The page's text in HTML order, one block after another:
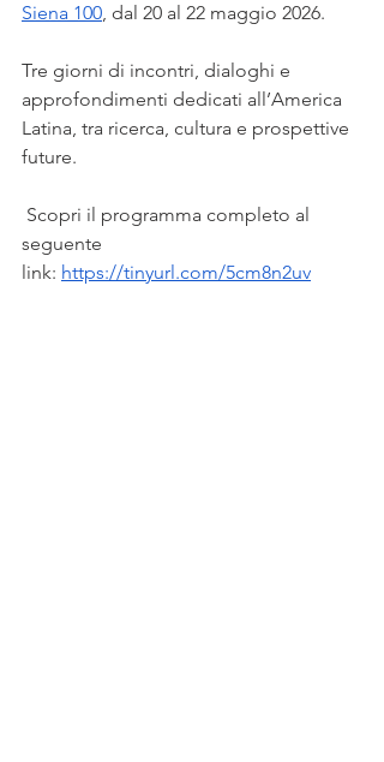
Siena 100, dal 20 al 22 maggio 2026.
Tre giorni di incontri, dialoghi e
approfondimenti dedicati all’America
Latina, tra ricerca, cultura e prospettive
future.
Scopri il programma completo al
seguente
link: https://tinyurl.com/5cm8n2uv